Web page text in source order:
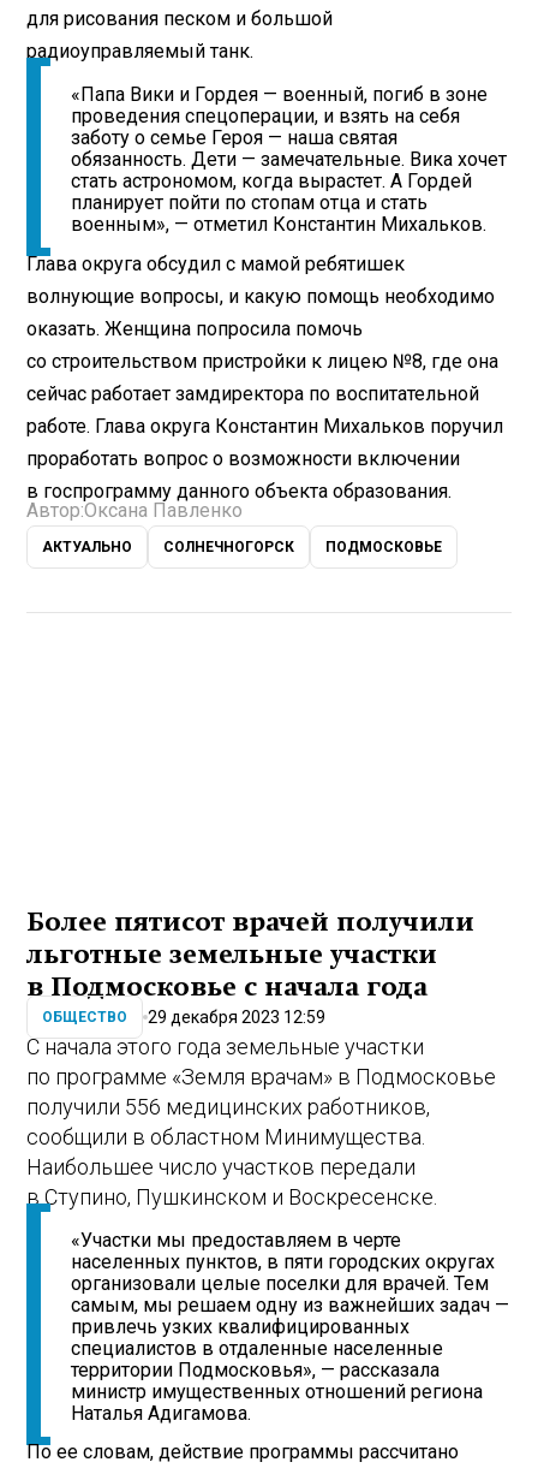
для рисования песком и большой
радиоуправляемый танк.
«Папа Вики и Гордея — военный, погиб в зоне
проведения спецоперации, и взять на себя
заботу о семье Героя — наша святая
обязанность. Дети — замечательные. Вика хочет
стать астрономом, когда вырастет. А Гордей
планирует пойти по стопам отца и стать
военным», — отметил Константин Михальков.
Глава округа обсудил с мамой ребятишек
волнующие вопросы, и какую помощь необходимо
оказать. Женщина попросила помочь
со строительством пристройки к лицею №8, где она
сейчас работает замдиректора по воспитательной
работе. Глава округа Константин Михальков поручил
проработать вопрос о возможности включении
в госпрограмму данного объекта образования.
Автор:Оксана Павленко
АКТУАЛЬНО СОЛНЕЧНОГОРСК ПОДМОСКОВЬЕ
Более пятисот врачей получили
льготные земельные участки
в Подмосковье с начала года
ОБЩЕСТВО 29 декабря 2023 12:59
С начала этого года земельные участки
по программе «Земля врачам» в Подмосковье
получили 556 медицинских работников,
сообщили в областном Минимущества.
Наибольшее число участков передали
в Ступино, Пушкинском и Воскресенске.
«Участки мы предоставляем в черте
населенных пунктов, в пяти городских округах
организовали целые поселки для врачей. Тем
самым, мы решаем одну из важнейших задач —
привлечь узких квалифицированных
специалистов в отдаленные населенные
территории Подмосковья», — рассказала
министр имущественных отношений региона
Наталья Адигамова.
По ее словам, действие программы рассчитано